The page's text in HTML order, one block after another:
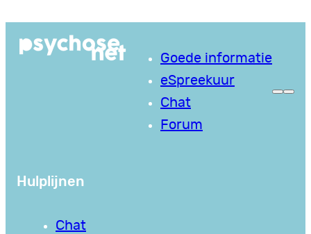
naar
Goede informatie
eSpreekuur
Chat
Forum
Hulplijnen
Chat